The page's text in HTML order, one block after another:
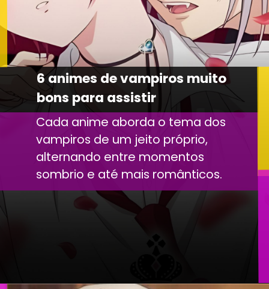
6 animes de vampiros muito
bons para assistir
Cada anime aborda o tema dos
vampiros de um jeito próprio,
alternando entre momentos
sombrio e até mais românticos.